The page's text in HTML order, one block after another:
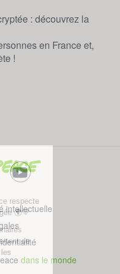
: découvrez la
en France et,
!
youtube
intellectuelle
dans le monde